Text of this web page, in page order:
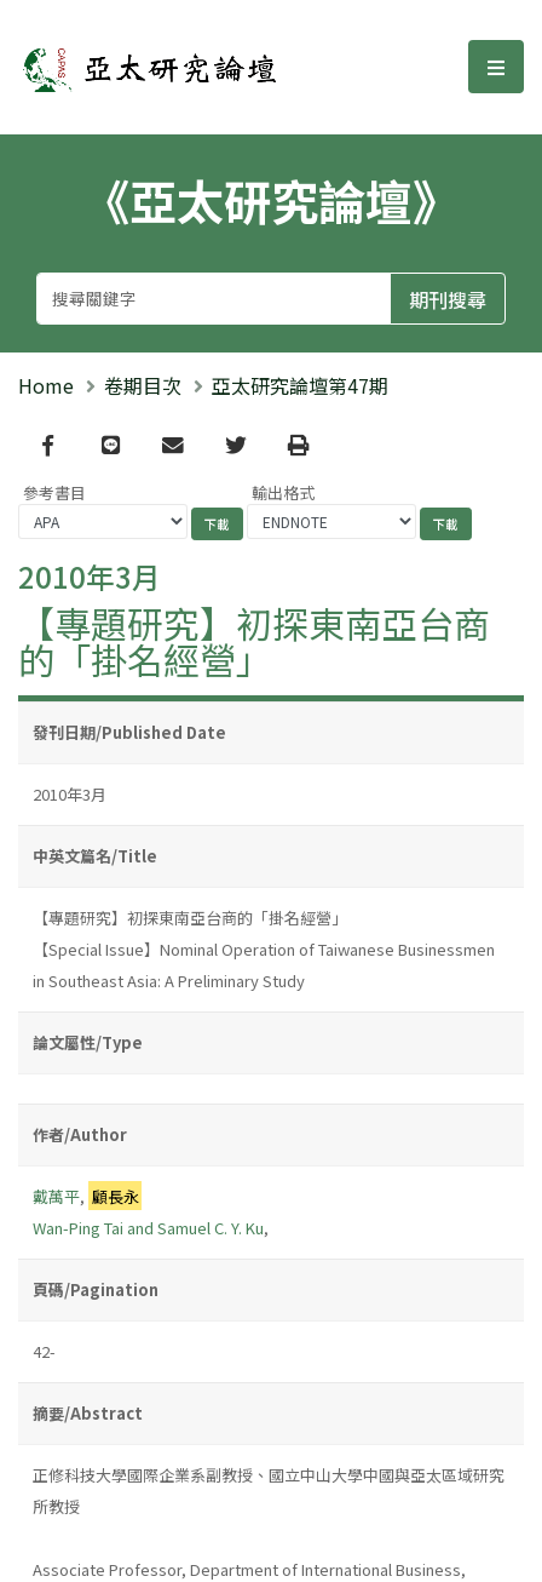
亞太研究論壇 選
《亞太研究論壇》
Home 卷期目次 亞太研究論壇第47期
Facebook
line email TwitterPrint
參考書目 輸出格式
2010年3月
【專題研究】初探東南亞台商
的「掛名經營」
發刊日期/Published Date
2010年3月
中英文篇名/Title
【專題研究】初探東南亞台商的「掛名經營」
【Special Issue】Nominal Operation of Taiwanese Businessmen
in Southeast Asia: A Preliminary Study
論文屬性/Type
作者/Author
戴萬平, 顧長永
Wan-Ping Tai and Samuel C. Y. Ku,
頁碼/Pagination
42-
摘要/Abstract
正修科技大學國際企業系副教授、國立中山大學中國與亞太區域研究
所教授
Associate Professor, Department of International Business,